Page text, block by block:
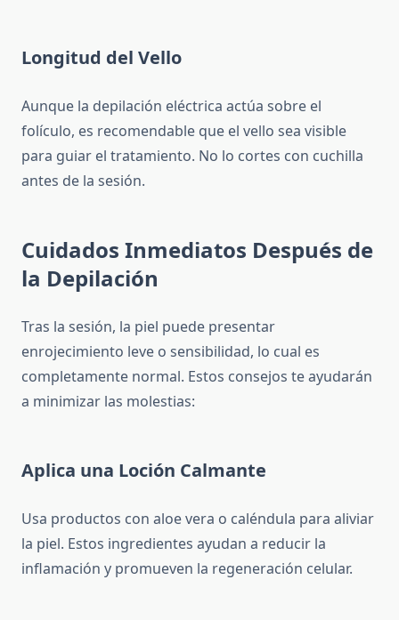
Longitud del Vello
Aunque la depilación eléctrica actúa sobre el
folículo, es recomendable que el vello sea visible
para guiar el tratamiento. No lo cortes con cuchilla
antes de la sesión.
Cuidados Inmediatos Después de
la Depilación
Tras la sesión, la piel puede presentar
enrojecimiento leve o sensibilidad, lo cual es
completamente normal. Estos consejos te ayudarán
a minimizar las molestias:
Aplica una Loción Calmante
Usa productos con aloe vera o caléndula para aliviar
la piel. Estos ingredientes ayudan a reducir la
inflamación y promueven la regeneración celular.